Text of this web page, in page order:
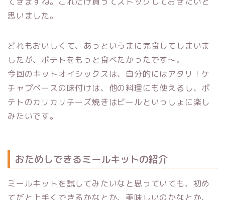
思いました。
どれもおいしくて、あっというまに完食してしまいま
したが、ポテトをもっと食べたかったです〜。
今回のキットオイシックスは、自分的にはアタリ！ケ
チャプベースの味付けは、他の料理にも使えるし、ポ
テトのカリカリチーズ焼きはビールといっしょに楽し
みたいです。
おためしできるミールキットの紹介
ミールキットを試してみたいなと思っていても、初め
てだと上手くできるかなとか、美味しいのかなとか、